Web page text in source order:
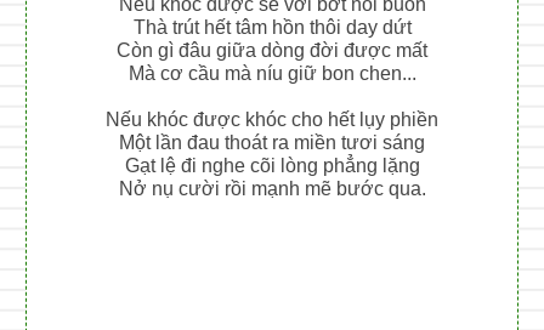
Thà trút hết tâm hồn thôi day dứt
Còn gì đâu giữa dòng đời được mất
Mà cơ cầu mà níu giữ bon chen...
Nếu khóc được khóc cho hết lụy phiền
Một lần đau thoát ra miền tươi sáng
Gạt lệ đi nghe cõi lòng phẳng lặng
Nở nụ cười rồi mạnh mẽ bước qua.